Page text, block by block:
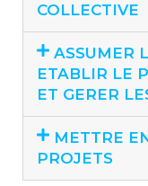
COLLECTIVE
ASSUMER
ETABLIR LE
ET GERER
METTRE
PROJETS